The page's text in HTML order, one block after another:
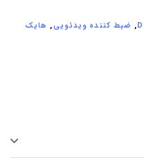
, ضبط کننده ویدئویی, هایک